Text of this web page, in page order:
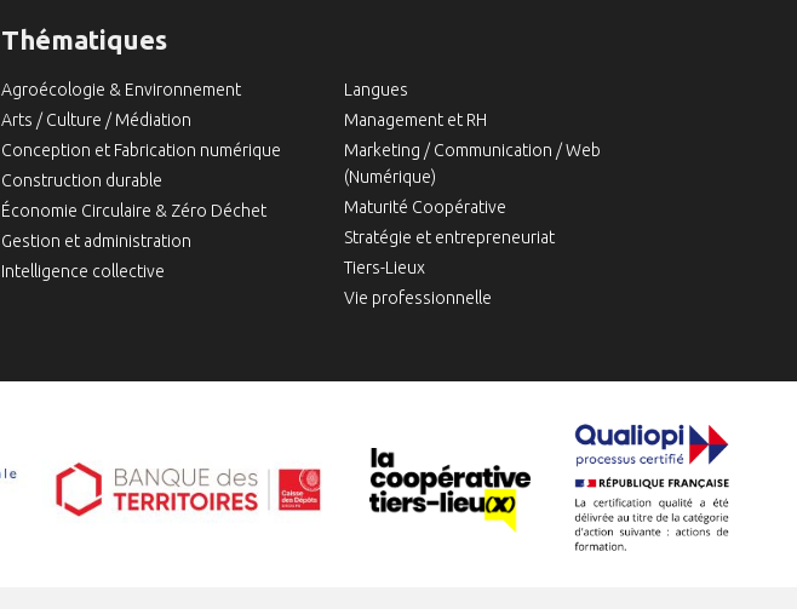
Thématiques
Agroécologie & Environnement
Arts / Culture / Médiation
Conception et Fabrication numérique
Construction durable
Économie Circulaire & Zéro Déchet
Gestion et administration
Intelligence collective
Langues
Management et RH
Marketing / Communication / Web
(Numérique)
Maturité Coopérative
Stratégie et entrepreneuriat
Tiers-Lieux
Vie professionnelle